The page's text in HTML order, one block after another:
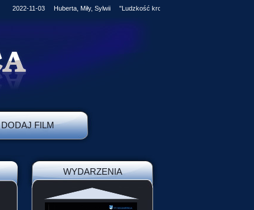
2022-11-03 Huberta, Miły, Sylwii "Ludzkość kroczy stale naprzód, jednak
DODAJ FILM
WYDARZENIA